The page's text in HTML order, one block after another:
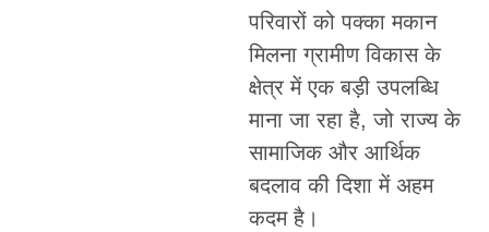
परिवारों को पक्का मकान
मिलना ग्रामीण विकास के
क्षेत्र में एक बड़ी उपलब्धि
माना जा रहा है, जो राज्य के
सामाजिक और आर्थिक
बदलाव की दिशा में अहम
कदम है।